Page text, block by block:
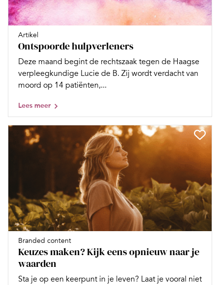
Artikel
Ontspoorde hulpverleners
Deze maand begint de rechtszaak tegen de Haagse
verpleegkundige Lucie de B. Zij wordt verdacht van
moord op 14 patiënten,...
Lees meer
Branded content
Keuzes maken? Kijk eens opnieuw naar je
waarden
Sta je op een keerpunt in je leven? Laat je vooral niet